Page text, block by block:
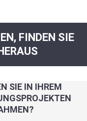
FINDEN SIE
SIE IN IHREM